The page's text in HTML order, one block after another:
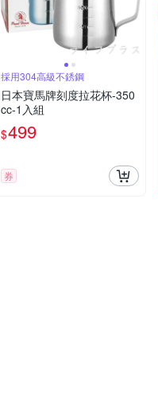
採用304高級不銹鋼
日本寶馬牌刻度拉花杯-350
cc-1入組
$499
券